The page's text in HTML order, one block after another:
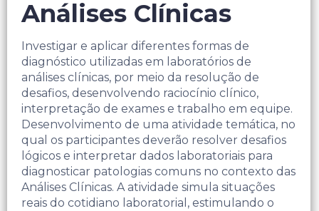
Análises Clínicas
Investigar e aplicar diferentes formas de
diagnóstico utilizadas em laboratórios de
análises clínicas, por meio da resolução de
desafios, desenvolvendo raciocínio clínico,
interpretação de exames e trabalho em equipe.
Desenvolvimento de uma atividade temática, no
qual os participantes deverão resolver desafios
lógicos e interpretar dados laboratoriais para
diagnosticar patologias comuns no contexto das
Análises Clínicas. A atividade simula situações
reais do cotidiano laboratorial, estimulando o